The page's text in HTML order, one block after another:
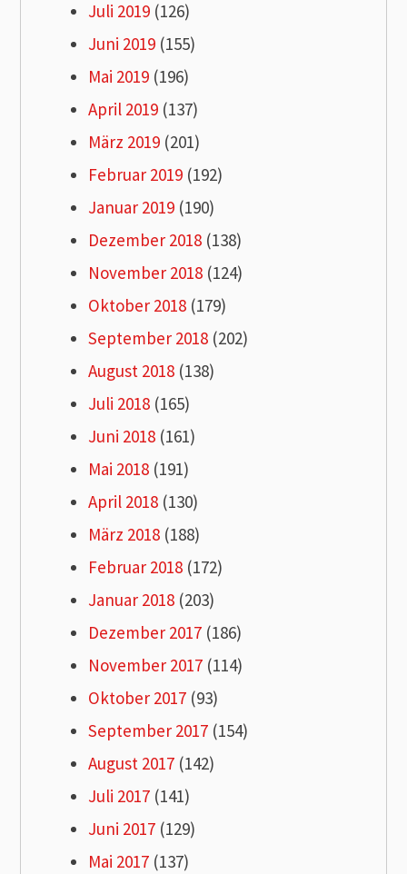
Juli 2019 (126)
Juni 2019 (155)
Mai 2019 (196)
April 2019 (137)
März 2019 (201)
Februar 2019 (192)
Januar 2019 (190)
Dezember 2018 (138)
November 2018 (124)
Oktober 2018 (179)
September 2018 (202)
August 2018 (138)
Juli 2018 (165)
Juni 2018 (161)
Mai 2018 (191)
April 2018 (130)
März 2018 (188)
Februar 2018 (172)
Januar 2018 (203)
Dezember 2017 (186)
November 2017 (114)
Oktober 2017 (93)
September 2017 (154)
August 2017 (142)
Juli 2017 (141)
Juni 2017 (129)
Mai 2017 (137)